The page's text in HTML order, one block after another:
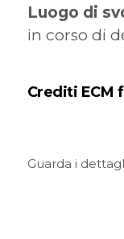
Luogo di
in corso di
Crediti ECM
Guarda i